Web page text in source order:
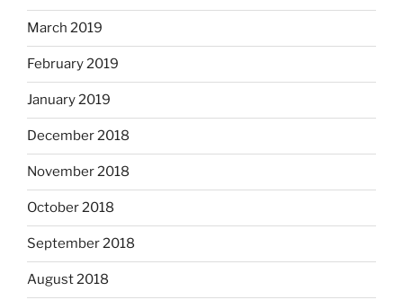
March 2019
February 2019
January 2019
December 2018
November 2018
October 2018
September 2018
August 2018